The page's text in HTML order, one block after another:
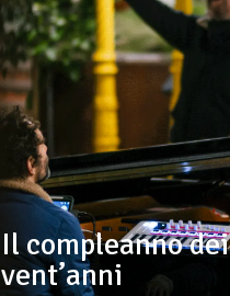
Il compleanno dei
vent’anni